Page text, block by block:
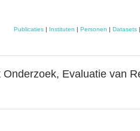
Publicaties| Instituten | Personen | Datasets|
Evaluatie van